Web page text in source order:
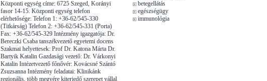
Központi egység címe: 6725 Szeged, Korányi
fasor 14-15. Központi egység telefon
elérhetősége: Telefon 1: +36-62/545-330
(Titkárság) Telefon 2: +36-62/545-331 (Porta)
Fax: +36-62/545-329 Intézmény igazgatója: Dr.
Bereczki Csaba tanszékvezető egyetemi docens
Szakmai helyettesek: Prof Dr. Katona Márta Dr.
Bartyik Katalin Gazdasági vezető: Dr. Várkonyi
Katalin Intézetvezető főnővér: Kovácsné Szántó
Zsuzsanna Intézmény feladatai: Klinikánk
regionális, több megyére kiterjedő szerepet vállal
betegellátás
egészségügy
immunológia